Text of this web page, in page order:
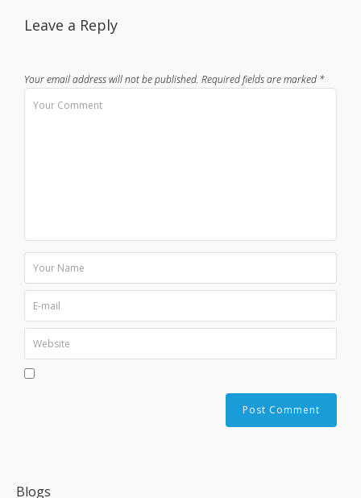
Leave a Reply
Your email address will not be published. Required fields are marked *
Blogs